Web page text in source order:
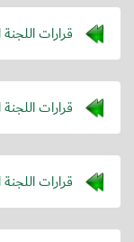
قرارات
قرارات
قرارات